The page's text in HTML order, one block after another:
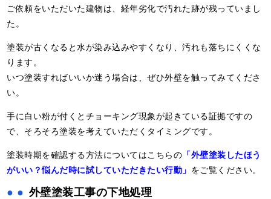
ご依頼をいただいた建物は、経年劣化で汚れた跡が残っていまし
た。
塗装が古くなると水が染み込みやすくなり、汚れも落ちにくくな
ります。
いつ塗装すればいいか迷う場合は、ぜひ外壁を触ってみてくださ
い。
手に白い粉が付くとチョーキング現象が起きている証拠ですの
で、そろそろ塗装を考えていただくタイミングです。
塗装時期を確認する方法についてはこちらの 「外壁塗装したほう
がいい？悩んだ時に試していただきたい行動」 をご覧ください。
外壁塗装工事の下地処理